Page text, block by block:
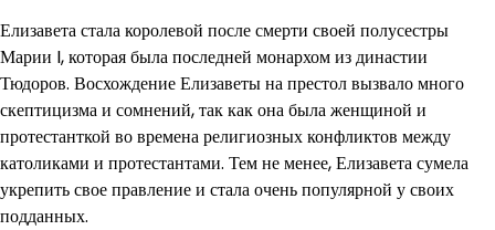
Елизавета стала королевой после смерти своей полусестры
Марии I, которая была последней монархом из династии
Тюдоров. Восхождение Елизаветы на престол вызвало много
скептицизма и сомнений, так как она была женщиной и
протестанткой во времена религиозных конфликтов между
католиками и протестантами. Тем не менее, Елизавета сумела
укрепить свое правление и стала очень популярной у своих
подданных.